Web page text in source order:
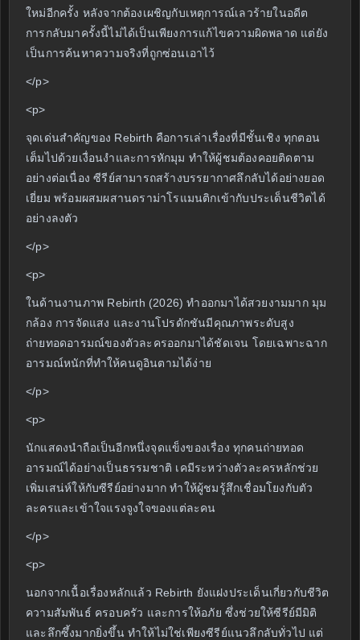
ใหม่อีกครั้ง หลังจากต้องเผชิญกับเหตุการณ์เลวร้ายในอดีต
การกลับมาครั้งนี้ไม่ได้เป็นเพียงการแก้ไขความผิดพลาด แต่ยัง
เป็นการค้นหาความจริงที่ถูกซ่อนเอาไว้
</p>
<p>
จุดเด่นสำคัญของ Rebirth คือการเล่าเรื่องที่มีชั้นเชิง ทุกตอน
เต็มไปด้วยเงื่อนงำและการหักมุม ทำให้ผู้ชมต้องคอยติดตาม
อย่างต่อเนื่อง ซีรีย์สามารถสร้างบรรยากาศลึกลับได้อย่างยอด
เยี่ยม พร้อมผสมผสานดราม่าโรแมนติกเข้ากับประเด็นชีวิตได้
อย่างลงตัว
</p>
<p>
ในด้านงานภาพ Rebirth (2026) ทำออกมาได้สวยงามมาก มุม
กล้อง การจัดแสง และงานโปรดักชันมีคุณภาพระดับสูง
ถ่ายทอดอารมณ์ของตัวละครออกมาได้ชัดเจน โดยเฉพาะฉาก
อารมณ์หนักที่ทำให้คนดูอินตามได้ง่าย
</p>
<p>
นักแสดงนำถือเป็นอีกหนึ่งจุดแข็งของเรื่อง ทุกคนถ่ายทอด
อารมณ์ได้อย่างเป็นธรรมชาติ เคมีระหว่างตัวละครหลักช่วย
เพิ่มเสน่ห์ให้กับซีรีย์อย่างมาก ทำให้ผู้ชมรู้สึกเชื่อมโยงกับตัว
ละครและเข้าใจแรงจูงใจของแต่ละคน
</p>
<p>
นอกจากเนื้อเรื่องหลักแล้ว Rebirth ยังแฝงประเด็นเกี่ยวกับชีวิต
ความสัมพันธ์ ครอบครัว และการให้อภัย ซึ่งช่วยให้ซีรีย์มีมิติ
และลึกซึ้งมากยิ่งขึ้น ทำให้ไม่ใช่เพียงซีรีย์แนวลึกลับทั่วไป แต่